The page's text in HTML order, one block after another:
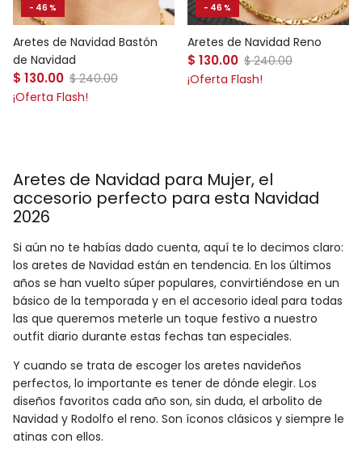
- 46 %
Aretes de Navidad Bastón
de Navidad
Precio de venta
$ 130.00 Precio normal
$ 240.00
¡Oferta Flash!
- 46 %
Aretes de Navidad Reno
Precio de venta
$ 130.00 Precio normal
$ 240.00
¡Oferta Flash!
Aretes de Navidad para Mujer, el
accesorio perfecto para esta Navidad
2026
Si aún no te habías dado cuenta, aquí te lo decimos claro:
los aretes de Navidad están en tendencia. En los últimos
años se han vuelto súper populares, convirtiéndose en un
básico de la temporada y en el accesorio ideal para todas
las que queremos meterle un toque festivo a nuestro
outfit diario durante estas fechas tan especiales.
Y cuando se trata de escoger los aretes navideños
perfectos, lo importante es tener de dónde elegir. Los
diseños favoritos cada año son, sin duda, el arbolito de
Navidad y Rodolfo el reno. Son íconos clásicos y siempre le
atinas con ellos.